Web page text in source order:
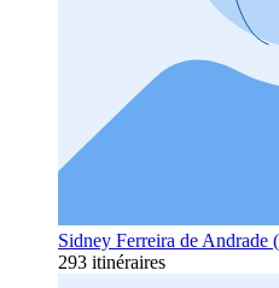
Sidney Ferreira de Andrade
293 itinéraires